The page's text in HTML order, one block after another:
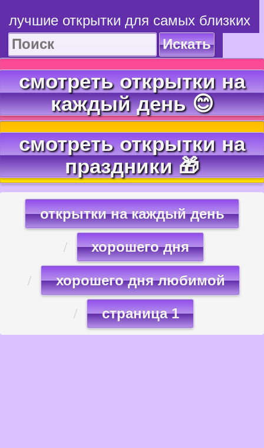
лучшие открытки для самых близких
Искать
смотреть открытки на
каждый день 😊
смотреть открытки на
праздники 🎁
открытки на каждый день
хорошего дня
хорошего дня любимой
страница 1